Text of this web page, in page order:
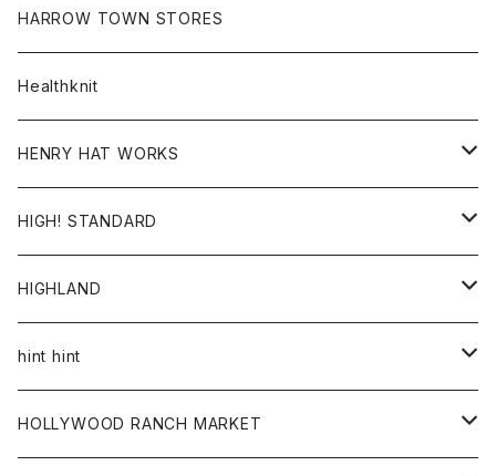
スウェット
カーディガン
コート
ボトム
パンツ
ロンTEE
HARROW TOWN STORES
Healthknit
HENRY HAT WORKS
帽子
HIGH! STANDARD
アウター
ジャケット
トップス
シャツ
ボトム
HIGHLAND
帽子
hint hint
ストール
HOLLYWOOD RANCH MARKET